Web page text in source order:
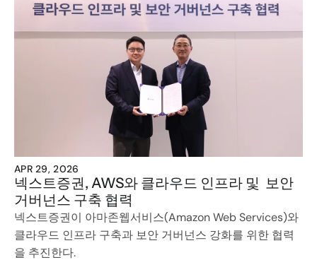
APR 29, 2026
넥스트증권, AWS와 클라우드 인프라 및  보안
거버넌스 구축 협력
넥스트증권이 아마존웹서비스(Amazon Web Services)와
클라우드 인프라 구축과 보안 거버넌스 강화를 위한 협력
을 추진한다.